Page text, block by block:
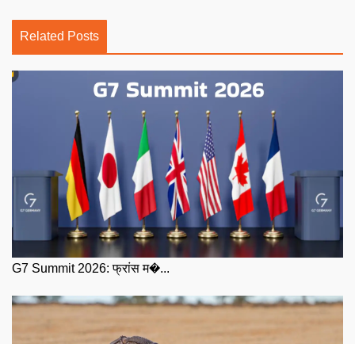
Related Posts
G7 Summit 2026: फ्रांस म�...